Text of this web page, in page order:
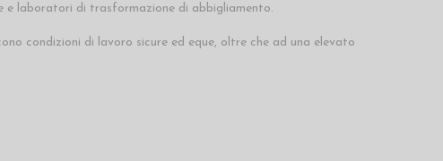
e laboratori di trasformazione di abbigliamento.
condizioni di lavoro sicure ed eque, oltre che ad una elevato